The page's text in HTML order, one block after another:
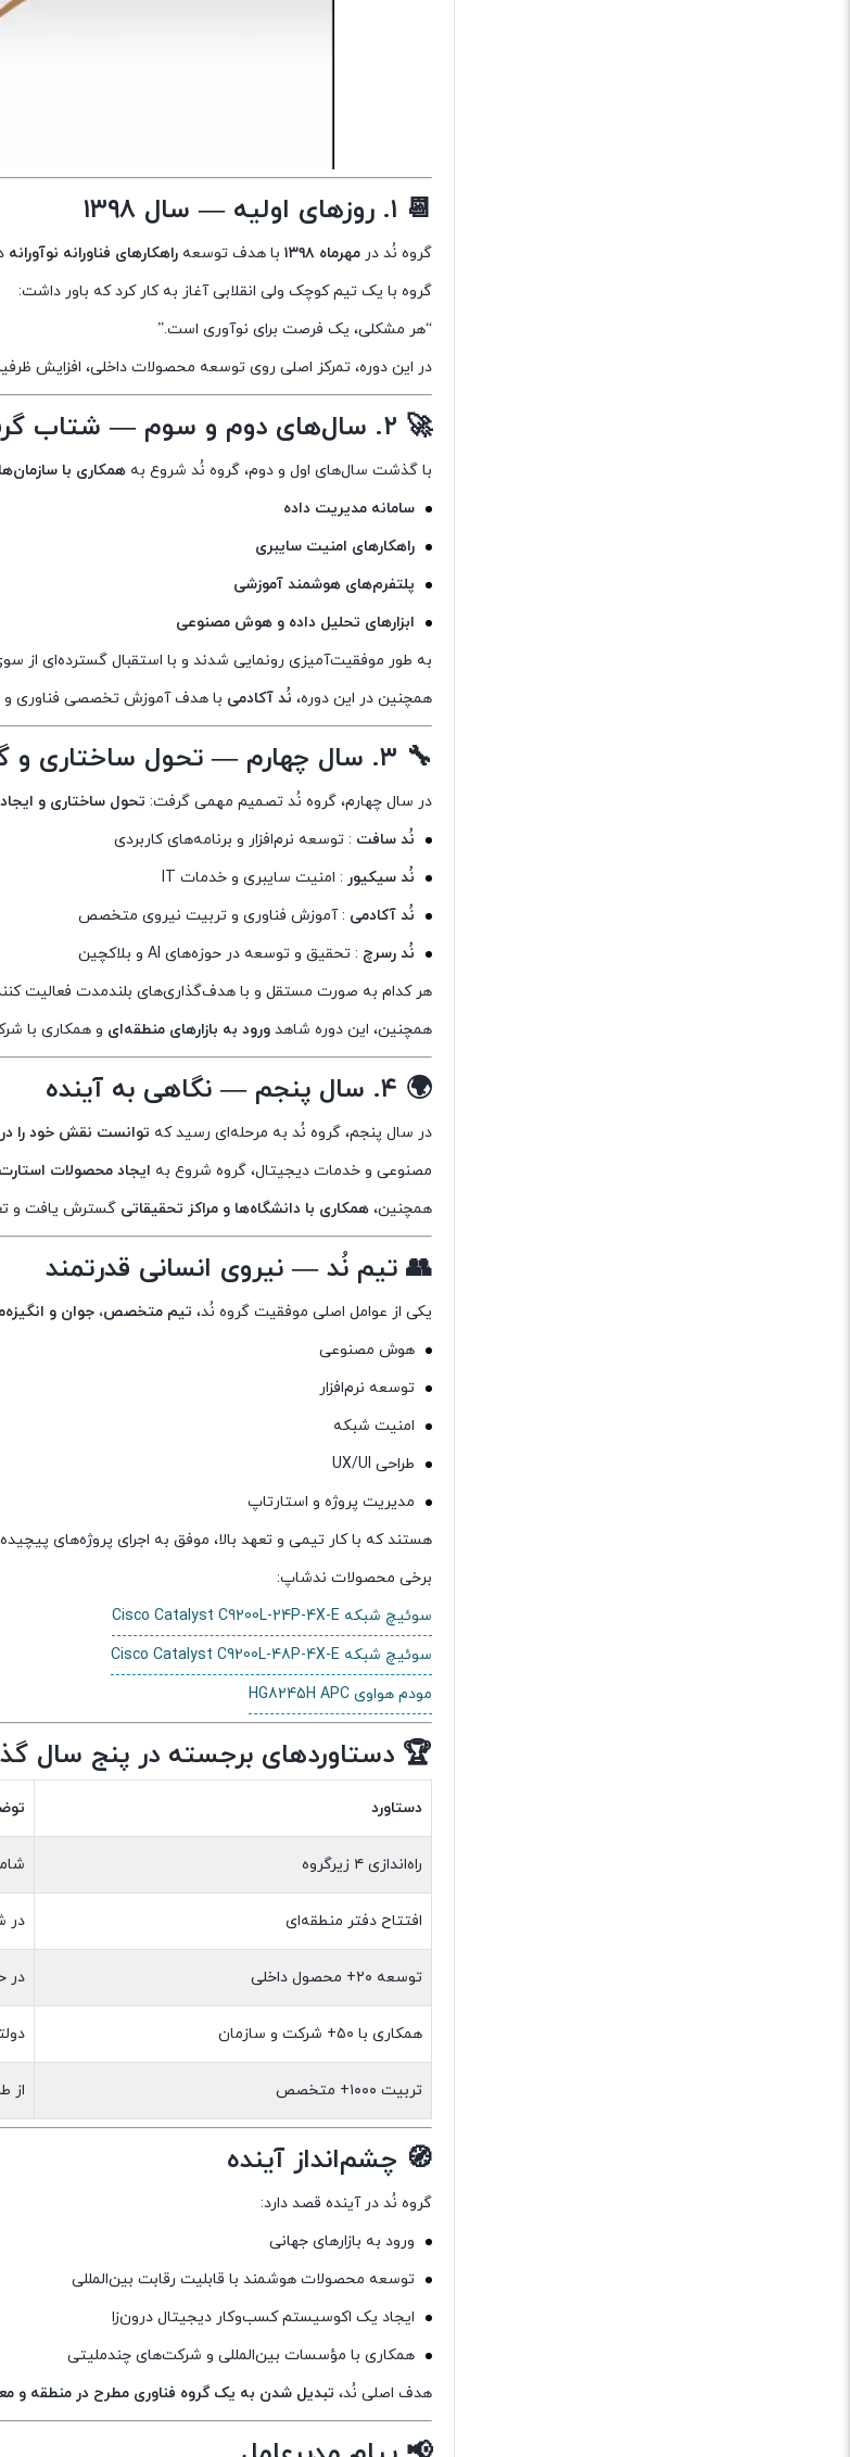
📆 ۱. روزهای اولیه — سال ۱۳۹۸
گروه نُد درمهرماه ۱۳۹۸ با هدف توسعهراهکارهای فناورانه نوآورانه
گروه با یک تیم کوچک ولی انقلابی آغاز به کار کرد که باور داشت:
“هر مشکلی، یک فرصت برای نوآوری است.”
در این دوره، تمرکز اصلی روی توسعه محصولات داخلی، افزایش
🚀 ۲. سال‌های دوم و سوم — شتاب گرفتن رشد
با گذشت سال‌های اول و دوم، گروه نُد شروع بههمکاری با
سامانه مدیریت داده
راهکارهای امنیت سایبری
پلتفرم‌های هوشمند آموزشی
ابزارهای تحلیل داده و هوش مصنوعی
به طور موفقیت‌آمیزی رونمایی شدند و با استقبال گسترده‌ای از
همچنین در این دوره، نُد آکادمی با هدف آموزش تخصصی فناوری و
🔧 ۳. سال چهارم — تحول ساختاری و گسترش دامنه فعالیت
در سال چهارم، گروه نُد تصمیم مهمی گرفت: تحول ساختاری و
نُد سافت : توسعه نرم‌افزار و برنامه‌های کاربردی
نُد سیکیور : امنیت سایبری و خدمات IT
نُد آکادمی : آموزش فناوری و تربیت نیروی متخصص
نُد رسرچ : تحقیق و توسعه در حوزه‌های AI و بلاکچین
هر کدام به صورت مستقل و با هدف‌گذاری‌های بلندمدت فعالیت
همچنین، این دوره شاهدورود به بازارهای منطقه‌ای و همکاری با
🌍 ۴. سال پنجم — نگاهی به آینده
در سال پنجم، گروه نُد به مرحله‌ای رسید که توانست نقش خود را
مصنوعی و خدمات دیجیتال، گروه شروع به ایجاد محصولات
همچنین،همکاری با دانشگاه‌ها و مراکز تحقیقاتیگسترش یافت و
👥 تیم نُد — نیروی انسانی قدرتمند
یکی از عوامل اصلی موفقیت گروه نُد، تیم متخصص، جوان و
هوش مصنوعی
توسعه نرم‌افزار
امنیت شبکه
طراحی UX/UI
مدیریت پروژه و استارتاپ
هستند که با کار تیمی و تعهد بالا، موفق به اجرای پروژه‌های
برخی محصولات ندشاپ:
سوئیچ شبکه Cisco Catalyst C9200L-24P-4X-E
سوئیچ شبکه Cisco Catalyst C9200L-48P-4X-E
مودم هواوی HG8245H APC
🏆 دستاوردهای برجسته در پنج سال
دستاورد
راه‌اندازی ۴ زیرگروه
افتتاح دفتر منطقه‌ای در
توسعه ۲۰+ محصول داخلی در
همکاری با ۵۰+ شرکت و سازمان
تربیت ۱۰۰۰+ متخصص از
🧭 چشم‌انداز آینده
گروه نُد در آینده قصد دارد:
ورود به بازارهای جهانی
توسعه محصولات هوشمند با قابلیت رقابت بین‌المللی
ایجاد یک اکوسیستم کسب‌وکار دیجیتال درون‌زا
همکاری با مؤسسات بین‌المللی و شرکت‌های چندملیتی
هدف اصلی نُد، تبدیل شدن به یک گروه فناوری مطرح در منطقه و